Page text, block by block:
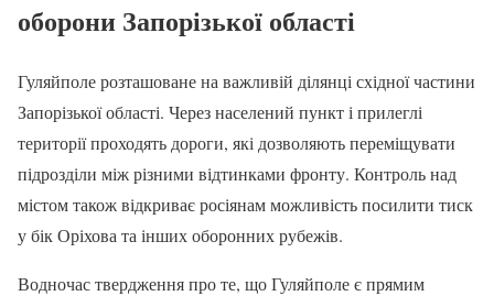
оборони Запорізької області
Гуляйполе розташоване на важливій ділянці східної частини
Запорізької області. Через населений пункт і прилеглі
території проходять дороги, які дозволяють переміщувати
підрозділи між різними відтинками фронту. Контроль над
містом також відкриває росіянам можливість посилити тиск
у бік Оріхова та інших оборонних рубежів.
Водночас твердження про те, що Гуляйполе є прямим